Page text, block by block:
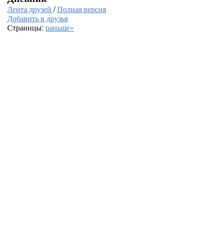
Лента друзей /Полная версия
Добавить в друзья
Страницы: раньше»